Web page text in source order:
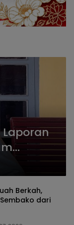
Laporan
Berkah,
dari